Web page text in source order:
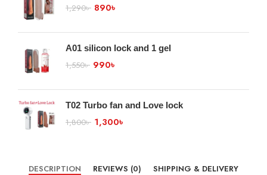
1,290৳ 890৳
A01 silicon lock and 1 gel
1,550৳ 990৳
T02 Turbo fan and Love lock
1,800৳ 1,300৳
DESCRIPTION REVIEWS (0) SHIPPING & DELIVERY